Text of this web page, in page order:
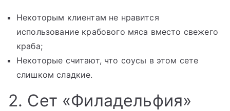
Некоторым клиентам не нравится
использование крабового мяса вместо свежего
краба;
Некоторые считают, что соусы в этом сете
слишком сладкие.
2. Сет «Филадельфия»